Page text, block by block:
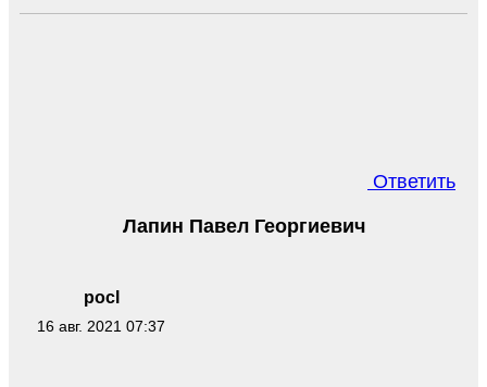
Ответить
pocl
16 авг. 2021 07:37
Лапин Павел Георгиевич